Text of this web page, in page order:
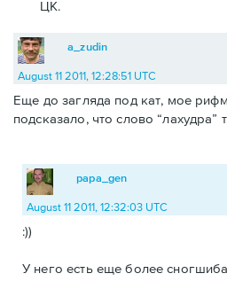
ЦК.
a_zudin
August 11 2011, 12:28:51 UTC
Еще до загляда под кат, мое
подсказало, что слово “лахудра”
papa_gen
August 11 2011, 12:32:03 UTC
:))
У него есть еще более